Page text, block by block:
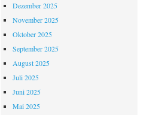
Dezember 2025
November 2025
Oktober 2025
September 2025
August 2025
Juli 2025
Juni 2025
Mai 2025